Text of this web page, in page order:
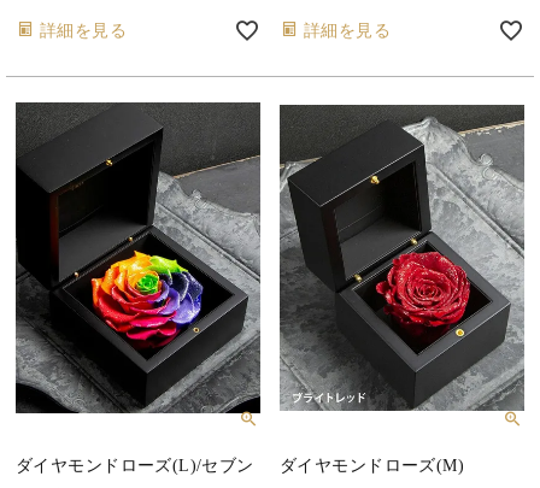
詳細を見る 詳細を見る
ダイヤモンドローズ(L)/セブン
ダイヤモンドローズ(M)